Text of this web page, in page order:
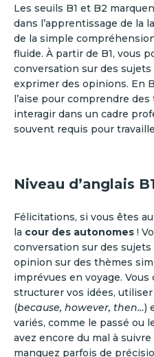
Les seuils B1 et B2
dans l’apprentissage de la
de la simple
fluide. À partir de B1, vous
conversation sur des
exprimer des opinions. En
l’aise pour comprendre
interagir dans un cadre
souvent requis pour
Niveau d’anglais
Félicitations, si vous êtes au
la cour des autonomes !
conversation sur des
opinion sur des thèmes
imprévues en voyage. Vous
structurer vos idées,
(because, however, then…)
variés, comme le passé ou
avez encore du mal à
manquez parfois de